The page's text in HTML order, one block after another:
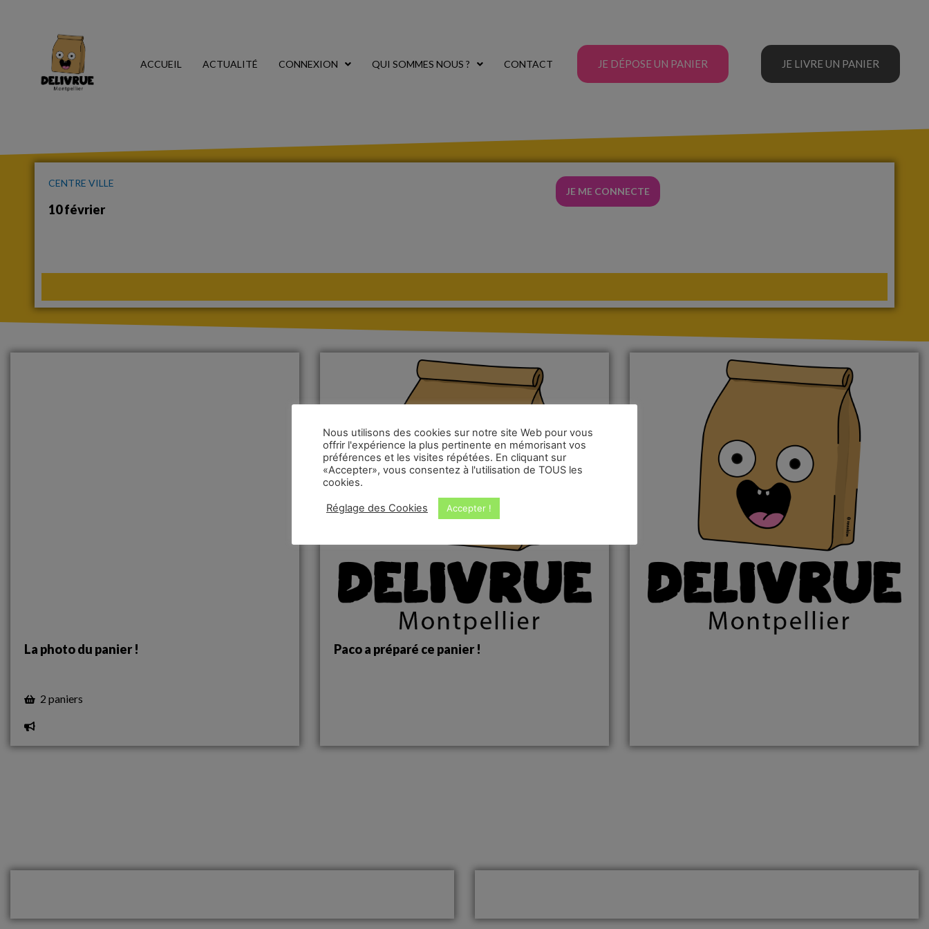
ACCUEIL ACTUALITÉ CONNEXION QUI SOMMES NOUS ? CONTACT JE DÉPOSE UN PANIER JE LIVRE UN PANIER
CENTRE VILLE
10 février
JE ME CONNECTE
La photo du panier !
2 paniers
Paco a préparé ce panier !
Nous utilisons des cookies sur notre site Web pour vous
offrir l'expérience la plus pertinente en mémorisant vos
préférences et les visites répétées. En cliquant sur
«Accepter», vous consentez à l'utilisation de TOUS les
cookies.
Réglage des Cookies Accepter !